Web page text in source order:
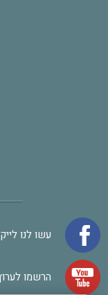
עשו לנו
הרשמו